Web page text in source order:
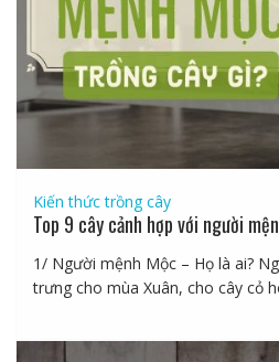
Kiến thức trồng cây
Top 9 cây cảnh hợp với người
1/ Người mệnh Mộc – Họ là ai?
trưng cho mùa Xuân, cho cây cỏ